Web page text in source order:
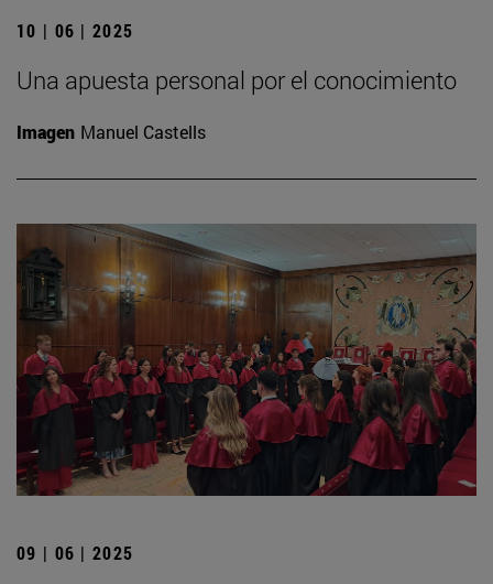
10 | 06 | 2025
Una apuesta personal por el conocimiento
Imagen Manuel Castells
09 | 06 | 2025